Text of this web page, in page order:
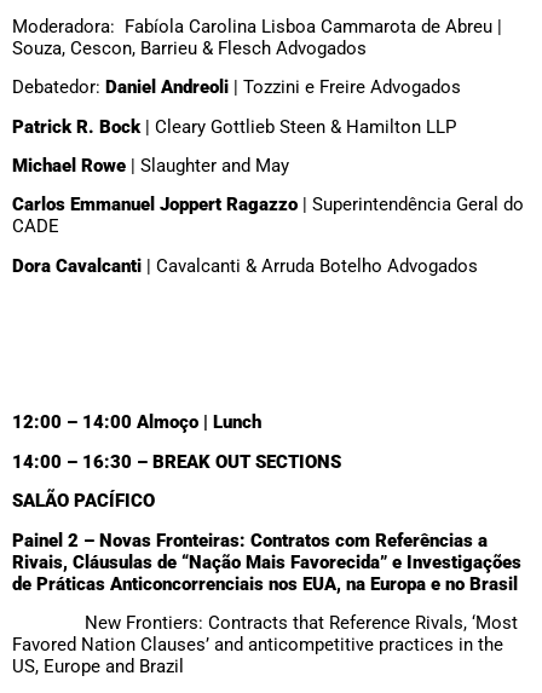
Moderadora: Fabíola Carolina Lisboa Cammarota de Abreu |
Souza, Cescon, Barrieu & Flesch Advogados
Debatedor: Daniel Andreoli | Tozzini e Freire Advogados
Patrick R. Bock | Cleary Gottlieb Steen & Hamilton LLP
Michael Rowe | Slaughter and May
Carlos Emmanuel Joppert Ragazzo | Superintendência Geral do
CADE
Dora Cavalcanti | Cavalcanti & Arruda Botelho Advogados
12:00 – 14:00 Almoço | Lunch
14:00 – 16:30 – BREAK OUT SECTIONS
SALÃO PACÍFICO
Painel 2 – Novas Fronteiras: Contratos com Referências a
Rivais, Cláusulas de “Nação Mais Favorecida” e Investigações
de Práticas Anticoncorrenciais nos EUA, na Europa e no Brasil
New Frontiers: Contracts that Reference Rivals, ‘Most
Favored Nation Clauses’ and anticompetitive practices in the
US, Europe and Brazil